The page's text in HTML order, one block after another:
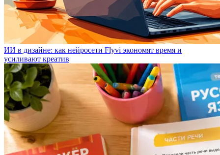
ИИ в дизайне: как нейросети Flyvi экономят время и
усиливают креатив